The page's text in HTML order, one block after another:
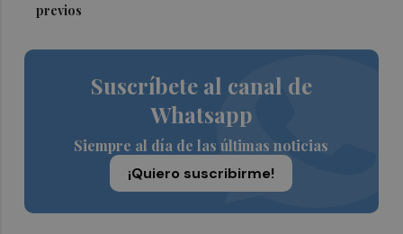
previos
Suscríbete al canal de
Whatsapp
Siempre al día de las últimas noticias
¡Quiero suscribirme!